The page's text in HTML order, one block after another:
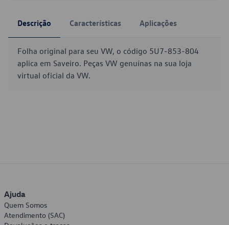
Descrição Características Aplicações
Folha original para seu VW, o código 5U7-853-804
aplica em Saveiro. Peças VW genuínas na sua loja
virtual oficial da VW.
Ajuda
Quem Somos
Atendimento (SAC)